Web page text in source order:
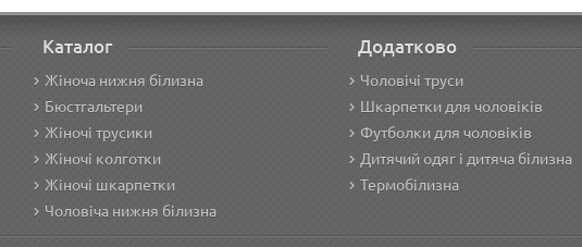
Каталог
Жіноча нижня білизна
Бюстгальтери
Жіночі трусики
Жіночі колготки
Жіночі шкарпетки
Чоловіча нижня білизна
Додатково
Чоловічі труси
Шкарпетки для чоловіків
Футболки для чоловіків
Дитячий одяг і дитяча білизна
Термобілизна